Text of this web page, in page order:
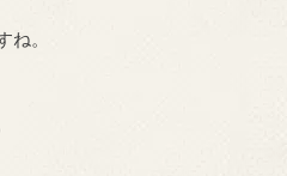
ね。